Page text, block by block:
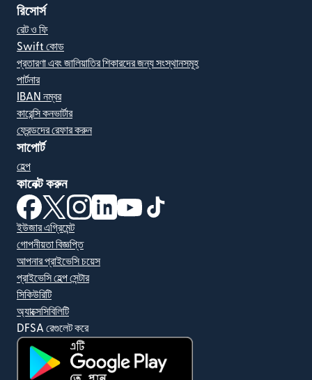
রিসোর্স
রেট ও ফি
Swift কোড
প্রতারণা এবং জালিয়াতির শিকারদের জন্য সংস্থানসমূহ
পার্টনার
IBAN নম্বর
কারেন্সি কনভার্টার
ফ্রেন্ডদের রেফার করুন
সাপোর্ট
হেল্প
কানেক্ট করুন
(নতুন উইন্ডোতে খুলবে)
(নতুন উইন্ডোতে খুলবে)
(নতুন উইন্ডোতে খুলবে)
(নতুন উইন্ডোতে খুলবে)
(নতুন উইন্ডোতে খুলবে)
ইউজার এগ্রিমেন্ট
গোপনীয়তা বিজ্ঞপ্তি
আপনার প্রাইভেসি চয়েস
প্রাইভেসি হেল্প সেন্টার
সিকিউরিটি
অ্যাক্সেসিবিলিটি
DFSA রেগুলেট করে